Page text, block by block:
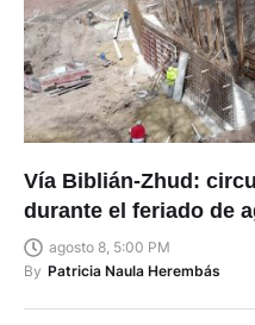
Vía Biblián-Zhud:
durante el feriado de
agosto 8, 5:00 PM
By Patricia Naula Herembás